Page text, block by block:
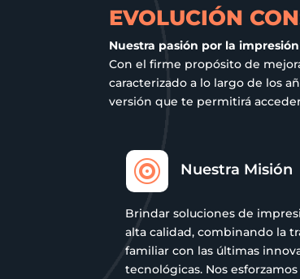
la
EVOLUCIÓN
Nuestra pasión por la
Con el firme propósito de
caracterizado a lo largo de los
versión que te permitirá
 Nuestra Misión
Brindar soluciones de
alta calidad, combinando la
familiar con las últimas
tecnológicas. Nos